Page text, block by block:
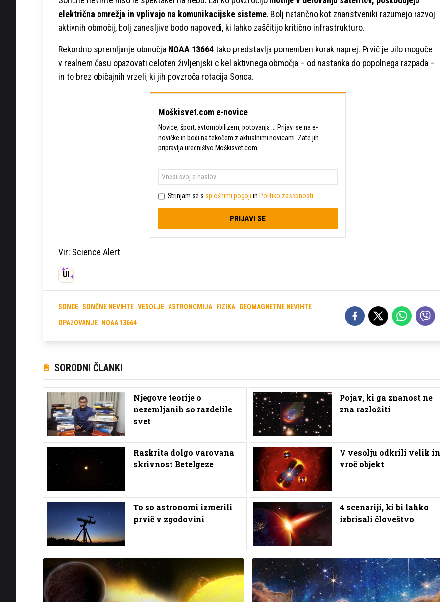
električna omrežja in vplivajo na komunikacijske sisteme. Bolj natančno kot znanstveniki razumejo razvoj
aktivnih območij, bolj zanesljive bodo napovedi, ki lahko zaščitijo kritično infrastrukturo.
Rekordno spremljanje območja NOAA 13664tako predstavlja pomemben korak naprej. Prvič je bilo mogoče
v realnem času opazovati celoten življenjski cikel aktivnega območja – od nastanka do popolnega razpada –
in to brez običajnih vrzeli, ki jih povzroča rotacija Sonca.
Moškisvet.com e-novice
Novice, šport, avtomobilizem, potovanja ... Prijavi se na e-
novičke in bodi na tekočem z aktualnimi novicami. Zate jih
pripravlja uredništvo Moškisvet.com.
Strinjam se s splošnimi pogoji in Politiko zasebnosti
PRIJAVI SE
Vir: Science Alert
UI
SONCE SONČNE NEVIHTE VESOLJE ASTRONOMIJA FIZIKA GEOMAGNETNE NEVIHTE
OPAZOVANJE NOAA 13664
SORODNI ČLANKI
Njegove teorije o
nezemljanih so razdelile
svet
Pojav, ki ga znanost ne
zna razložiti
Razkrita dolgo varovana
skrivnost Betelgeze
V vesolju odkrili velik in
vroč objekt
To so astronomi izmerili
prvič v zgodovini
4 scenariji, ki bi lahko
izbrisali človeštvo